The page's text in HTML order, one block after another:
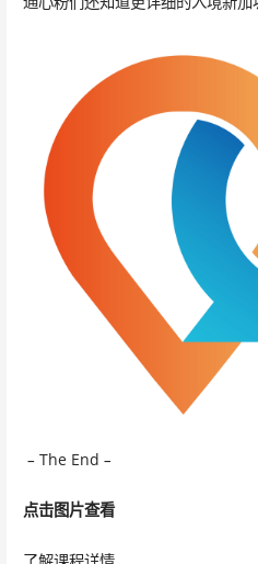
– The End –
点击图片查看